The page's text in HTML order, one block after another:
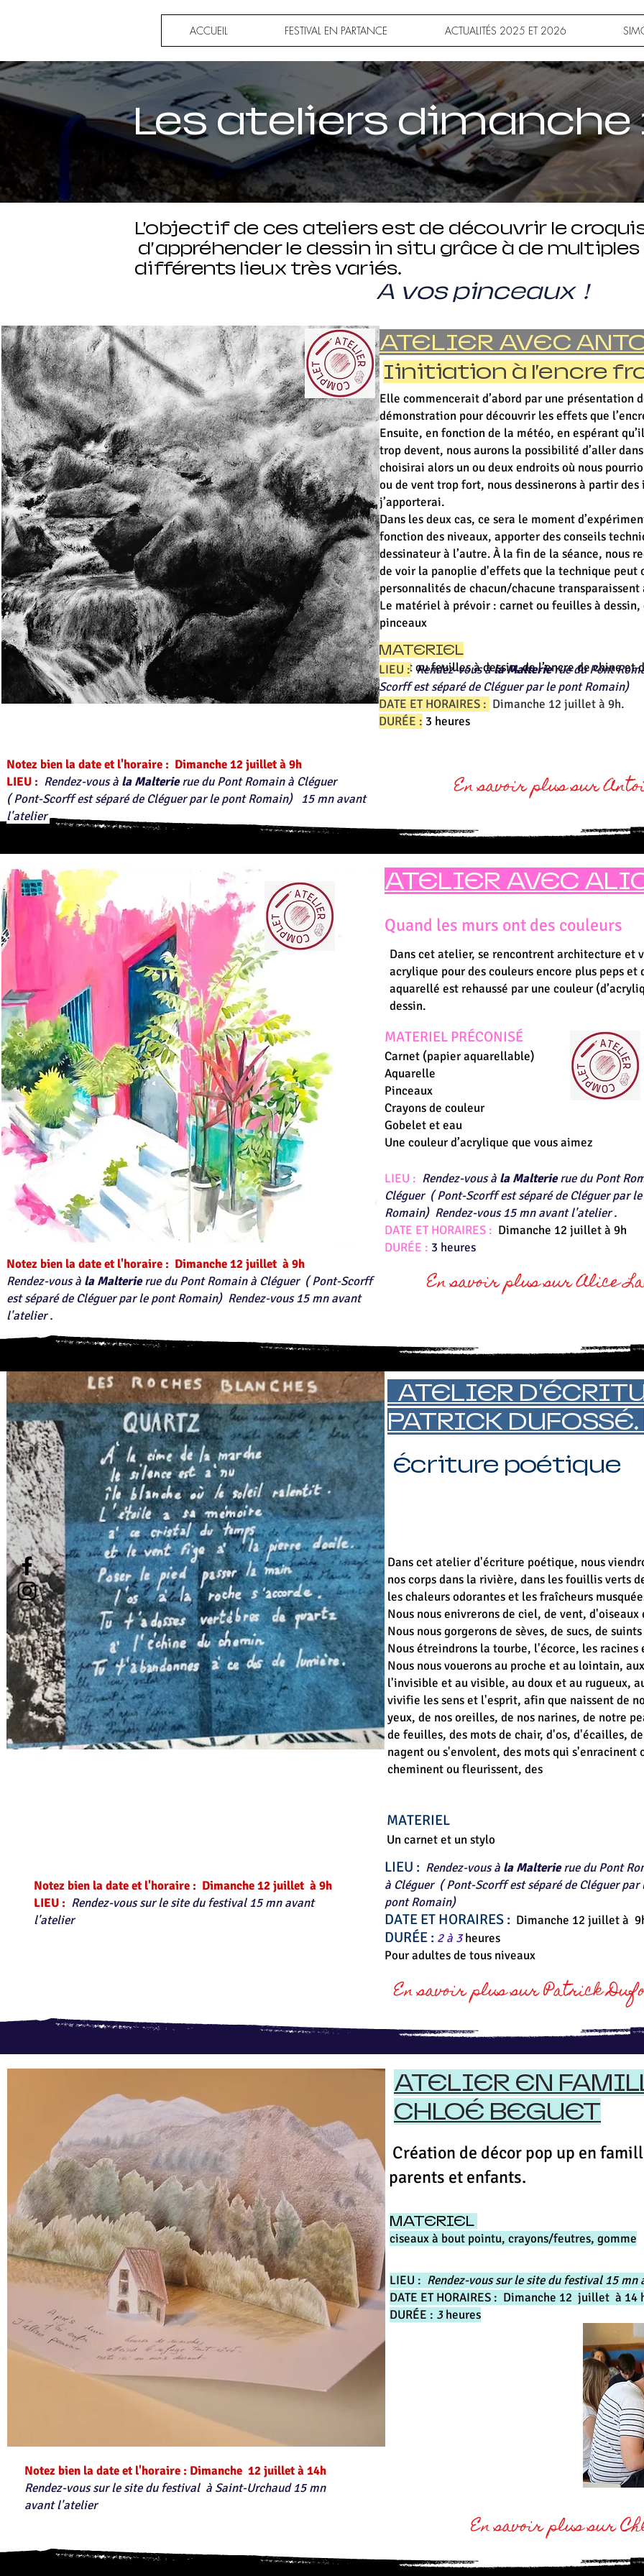
ACCUEIL FESTIVAL EN PARTANCE ACTUALITÉS 2025 ET 2026
Les ateliers dimanche
L’objectif de ces ateliers est de découvrir le
d’appréhender le dessin in situ grâce à de
différents lieux très variés.
A vos pinceaux !
ATELIER AVEC
Iinitiation à l’encre
Elle commencerait d’abord par une présentation
démonstration pour découvrir les effets que
Ensuite, en fonction de la météo, en espérant
trop devent, nous aurons la possibilité d’aller
choisirai alors un ou deux endroits où nous
ou de vent trop fort, nous dessinerons à partir des
j’apporterai.
Dans les deux cas, ce sera le moment
fonction des niveaux, apporter des conseils
dessinateur à l’autre. À la fin de la séance, nous
de voir la panoplie d'effets que la technique
personnalités de chacun/chacune
Le matériel à prévoir : carnet ou feuilles à dessin,
pinceaux
MATERIEL
carnet ou feuilles à dessin, de l’encre de chine et
​LIEU : Rendez-vous àla Malterierue du Pont
Scorff est séparé de Cléguer par le pont Romain)
DATE ET HORAIRES : Dimanche 12 juillet à 9h.
DURÉE : 3 heures
​Notez bien la date et l'horaire : Dimanche12 juillet à 9h ​
LIEU : Rendez-vous à la Malterierue du Pont Romain à Cléguer
( Pont-Scorff est séparé de Cléguer par le pont Romain) 15 mn avant
l'atelier
En savoir plus sur
​Notez bien la date et l'horaire : Dimanche 12 juillet à 9h ​
Rendez-vous à la Malterierue du Pont Romain à Cléguer ( Pont-Scorff
est séparé de Cléguer par le pont Romain) Rendez-vous 15 mn avant
l'atelier .
ATELIER AVEC
Quand les murs ont des couleurs
Dans cet atelier, se rencontrent architecture et
acrylique pour des couleurs encore plus peps et
aquarellé est rehaussé par une couleur
dessin.
MATERIEL PRÉCONISÉ
Carnet (papier aquarellable)
Aquarelle
Pinceaux
Crayons de couleur
Gobelet et eau
Une couleur d’acrylique que vous aimez
LIEU : Rendez-vous à la Malterierue du Pont
Cléguer ( Pont-Scorff est séparé de Cléguer par
Romain) Rendez-vous 15 mn avant l'atelier .
DATE ET HORAIRES : Dimanche 12 juillet à 9h
DURÉE : 3 heures
En savoir plus sur Alice
ATELIER
PATRICK DUFOSSÉ.
Écriture poétique
Dans cet atelier d'écriture poétique, nous
nos corps dans la rivière, dans les fouillis verts
les chaleurs odorantes et les fraîcheurs
Nous nous enivrerons de ciel, de vent,
Nous nous gorgerons de sèves, de sucs, de
Nous étreindrons la tourbe, l'écorce, les racines
Nous nous vouerons au proche et au lointain,
l'invisible et au visible, au doux et au rugueux,
vivifie les sens et l'esprit, afin que naissent de
yeux, de nos oreilles, de nos narines, de notre
de feuilles, des mots de chair, d'os, d'écailles,
nagent ou s'envolent, des mots qui s'enracinent
cheminent ou fleurissent, des
​Notez bien la date et l'horaire : Dimanche 12 juillet à 9h ​
LIEU : Rendez-vous sur le site du festival 15 mn avant
l'atelier
MATERIEL
Un carnet et un stylo
LIEU : Rendez-vous à la Malterierue du Pont
à Cléguer ( Pont-Scorff est séparé de Cléguer par
pont Romain)
DATE ET HORAIRES : Dimanche 12 juillet à
DURÉE : 2 à 3heures
Pour adultes de tous niveaux
En savoir plus sur Patrick
​Notez bien la date et l'horaire : Dimanche 12 juillet à 14h ​
Rendez-vous sur le site du festival à Saint-Urchaud15 mn
avant l'atelier
ATELIER EN
CHLOÉ BEGUET
Création de décor pop up en
parents et enfants.
MATERIEL
ciseaux à bout pointu, crayons/feutres, gomme
​LIEU : Rendez-vous sur le site du festival 15
DATE ET HORAIRES : Dimanche 12 juillet à 14
DURÉE : 3 heures
En savoir plus sur